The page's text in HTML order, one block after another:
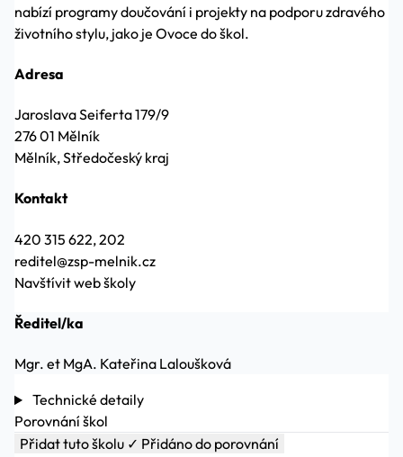
nabízí programy doučování i projekty na podporu zdravého
životního stylu, jako je Ovoce do škol.
Adresa
Jaroslava Seiferta 179/9
276 01 Mělník
Mělník, Středočeský kraj
Kontakt
420 315 622, 202
reditel@zsp-melnik.cz
Navštívit web školy
Ředitel/ka
Mgr. et MgA. Kateřina Laloušková
Technické detaily
Porovnání škol
Přidat tuto školu ✓ Přidáno do porovnání